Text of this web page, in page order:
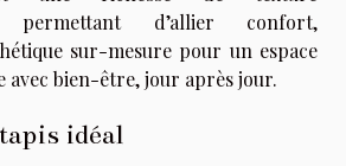
permettant d’allier confort,
sur-mesure pour un espace
avec bien-être, jour après jour.
idéal